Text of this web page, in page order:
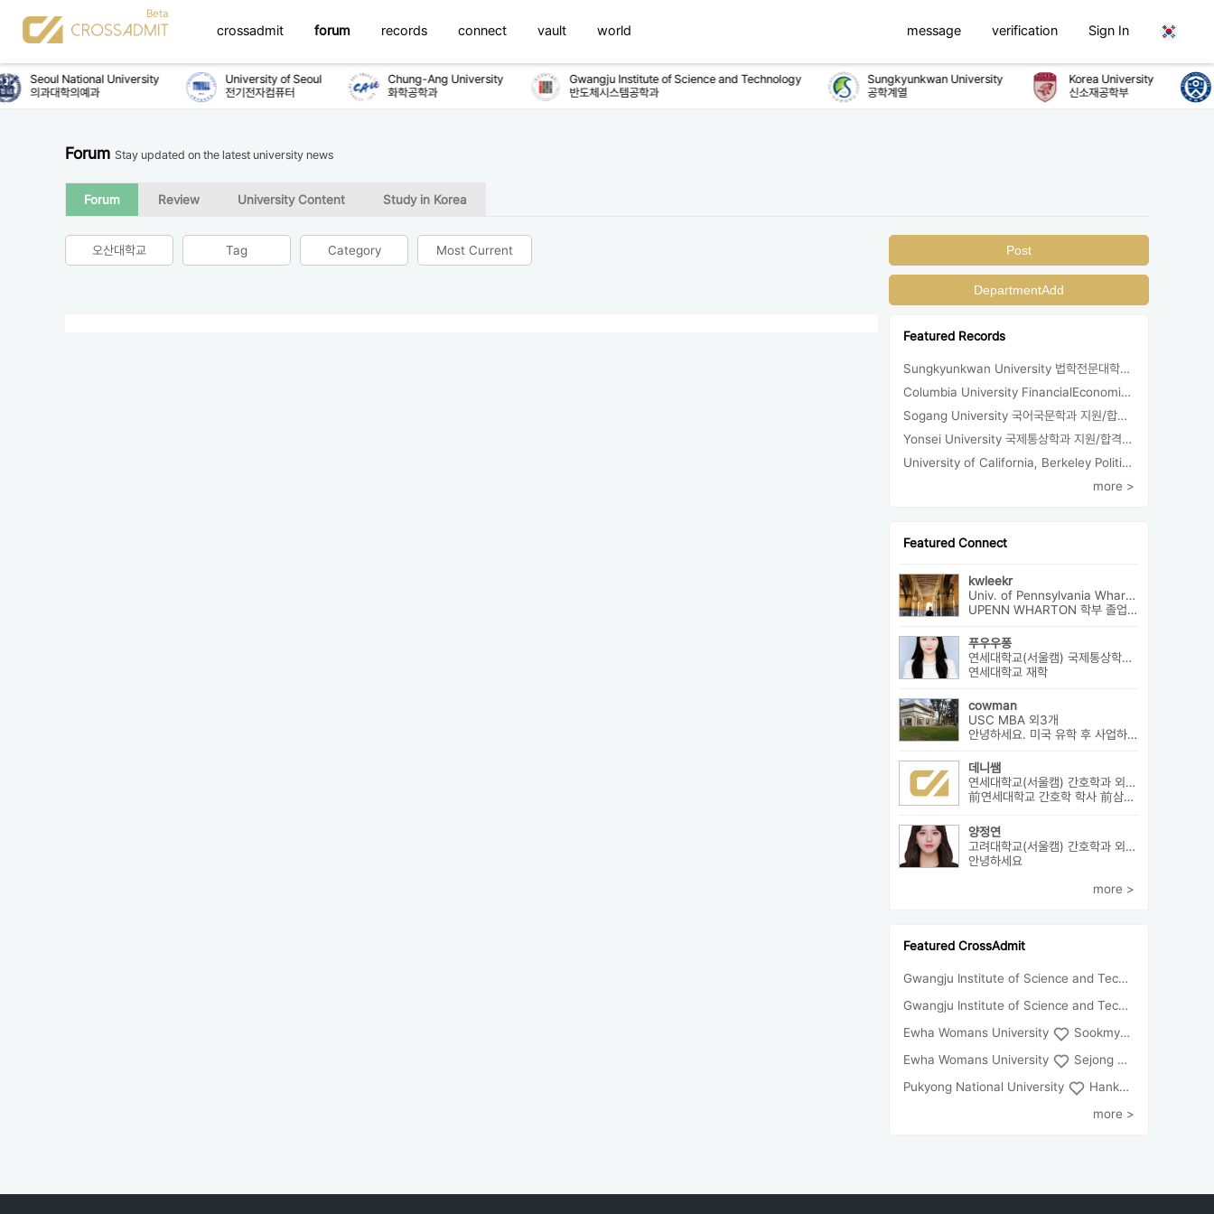
crossadmit forum records connect vault world message verification Sign In
Seoul National University
의과대학의예과
University of Seoul
전기전자컴퓨터
Chung-Ang University
화학공학과
Gwangju Institute of Science and Technology
반도체시스템공학과
Sungkyunkwan University
공학계열
Korea University
신소재공학부
Forum Stay updated on the latest university news
Forum Review University Content Study in Korea
오산대학교 Tag Category Most Current Post
DepartmentAdd
Featured Records
Sungkyunkwan University 법학전문대학원 지원/합격
Columbia University FinancialEconomics 지원
Sogang University 국어국문학과 지원/합격/등록
Yonsei University 국제통상학과 지원/합격/등록
University of California, Berkeley Political Science 지원/합격/등록
more >
Featured Connect
kwleekr
Univ. of Pennsylvania Wharton(Finance) 외2개
UPENN WHARTON 학부 졸업 / 전략컨설팅사 근무 / HBS MBA 재학 중 ...
푸우우퐁
연세대학교(서울캠) 국제통상학과 외3개
연세대학교 재학
cowman
USC MBA 외3개
안녕하세요. 미국 유학 후 사업하고 있습니다. 미국 유학 관련 전반...
데니쌤
연세대학교(서울캠) 간호학과 외3개
前연세대학교 간호학 학사 前삼성서울병원 암병원 수술실 RN 前대치동...
양정연
고려대학교(서울캠) 간호학과 외5개
안녕하세요
more >
Featured CrossAdmit
Gwangju Institute of Science and Technology
Gwangju Institute of Science and Technology
Ewha Womans University
Sookmyung Women's University
Ewha Womans University
Sejong University
Pukyong National University
Hankuk University of Foreign Studies(Global Campus
more >